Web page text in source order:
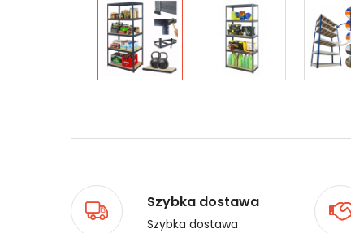
Szybka dostawa
Szybka dostawa